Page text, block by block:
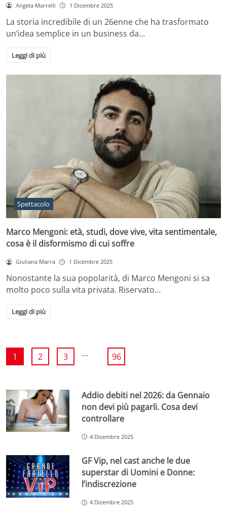
Angela Marrelli 1 Dicembre 2025
La storia incredibile di un 26enne che ha trasformato
un’idea semplice in un business da…
Leggi di più
Spettacolo
Marco Mengoni: età, studi, dove vive, vita sentimentale,
cosa è il disformismo di cui soffre
Giuliana Marra 1 Dicembre 2025
Nonostante la sua popolarità, di Marco Mengoni si sa
molto poco sulla vita privata. Riservato…
Leggi di più
1 2 3 ... 96
Addio debiti nel 2026: da Gennaio
non devi più pagarli. Cosa devi
controllare
4 Dicembre 2025
GF Vip, nel cast anche le due
superstar di Uomini e Donne:
l’indiscrezione
4 Dicembre 2025